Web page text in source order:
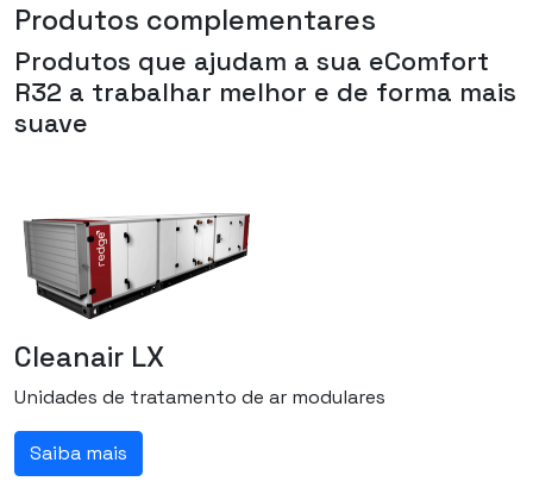
Produtos complementares
Produtos que ajudam a sua eComfort
R32 a trabalhar melhor e de forma mais
suave
Cleanair LX
Unidades de tratamento de ar modulares
Saiba mais